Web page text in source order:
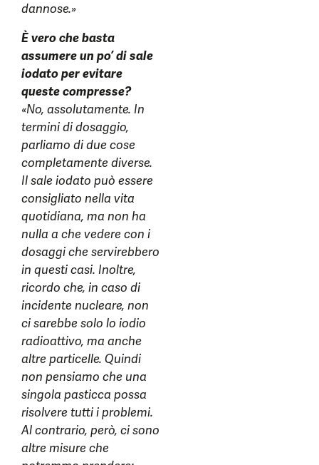
dannose.»
È vero che basta
assumere un po’ di sale
iodato per evitare
queste compresse?
«No, assolutamente. In
termini di dosaggio,
parliamo di due cose
completamente diverse.
Il sale iodato può essere
consigliato nella vita
quotidiana, ma non ha
nulla a che vedere con i
dosaggi che servirebbero
in questi casi. Inoltre,
ricordo che, in caso di
incidente nucleare, non
ci sarebbe solo lo iodio
radioattivo, ma anche
altre particelle. Quindi
non pensiamo che una
singola pasticca possa
risolvere tutti i problemi.
Al contrario, però, ci sono
altre misure che